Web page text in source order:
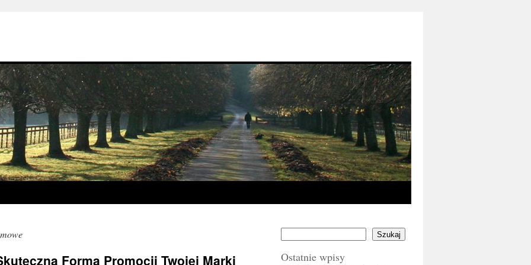
Forma Promocji Twojej Marki
Szukaj
Ostatnie wpisy